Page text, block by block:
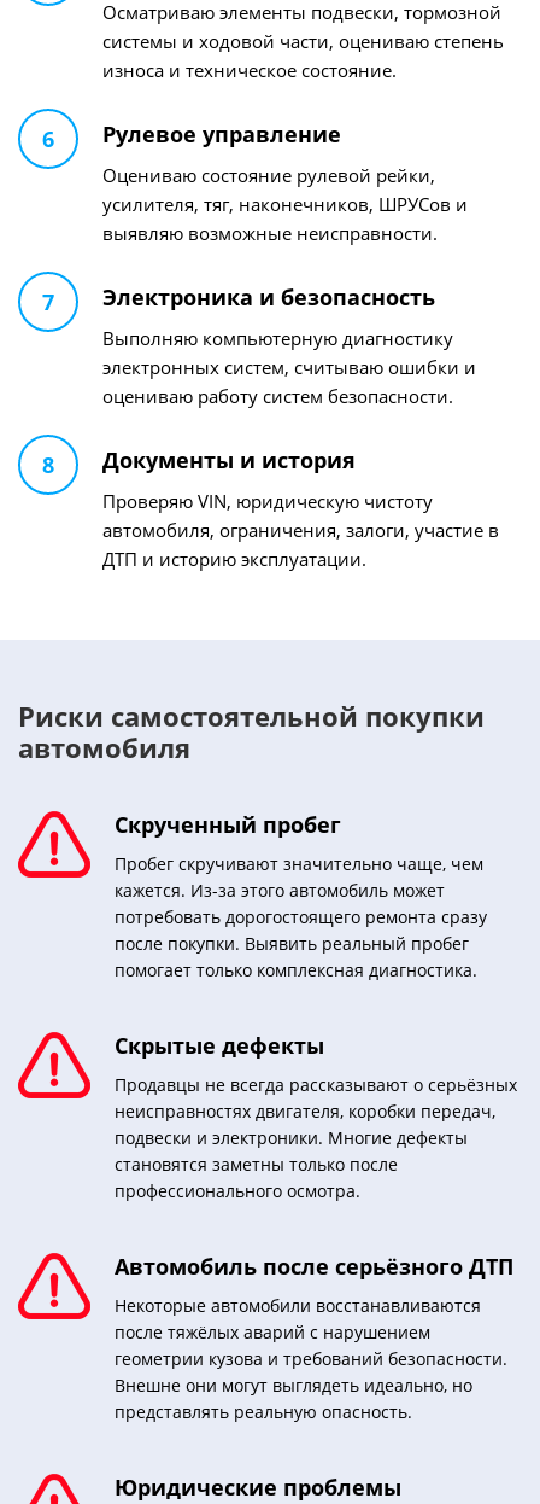
Осматриваю элементы подвески, тормозной
системы и ходовой части, оцениваю степень
износа и техническое состояние.
6 Рулевое управление
Оцениваю состояние рулевой рейки,
усилителя, тяг, наконечников, ШРУСов и
выявляю возможные неисправности.
7 Электроника и безопасность
Выполняю компьютерную диагностику
электронных систем, считываю ошибки и
оцениваю работу систем безопасности.
8 Документы и история
Проверяю VIN, юридическую чистоту
автомобиля, ограничения, залоги, участие в
ДТП и историю эксплуатации.
Риски самостоятельной покупки
автомобиля
Скрученный пробег
Пробег скручивают значительно чаще, чем
кажется. Из-за этого автомобиль может
потребовать дорогостоящего ремонта сразу
после покупки. Выявить реальный пробег
помогает только комплексная диагностика.
Скрытые дефекты
Продавцы не всегда рассказывают о серьёзных
неисправностях двигателя, коробки передач,
подвески и электроники. Многие дефекты
становятся заметны только после
профессионального осмотра.
Автомобиль после серьёзного ДТП
Некоторые автомобили восстанавливаются
после тяжёлых аварий с нарушением
геометрии кузова и требований безопасности.
Внешне они могут выглядеть идеально, но
представлять реальную опасность.
Юридические проблемы